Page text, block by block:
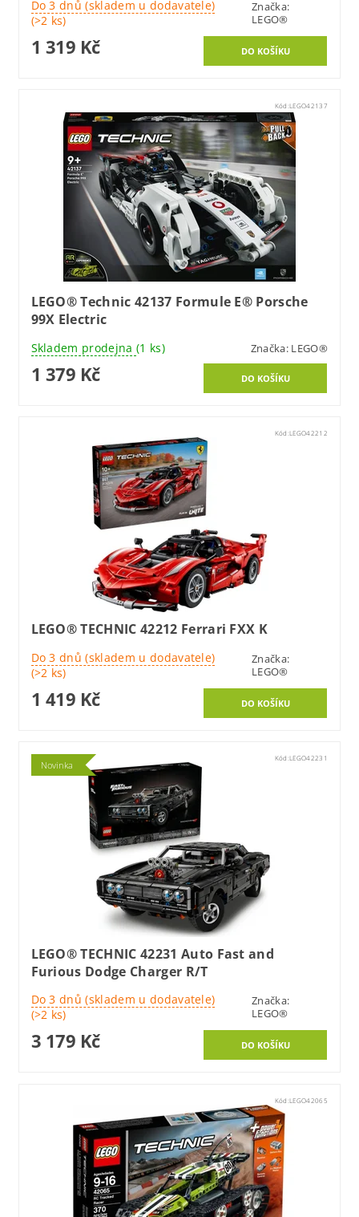
Do 3 dnů (skladem u dodavatele)
(>2 ks)
Značka:
LEGO®
1 319 Kč
Kód:LEGO42137
LEGO® Technic 42137 Formule E® Porsche
99X Electric
Skladem prodejna (1 ks) Značka: LEGO®
1 379 Kč
Kód:LEGO42212
LEGO® TECHNIC 42212 Ferrari FXX K
Do 3 dnů (skladem u dodavatele)
(>2 ks)
Značka:
LEGO®
1 419 Kč
Novinka
Kód:LEGO42231
LEGO® TECHNIC 42231 Auto Fast and
Furious Dodge Charger R/T
Do 3 dnů (skladem u dodavatele)
(>2 ks)
Značka:
LEGO®
3 179 Kč
Kód:LEGO42065